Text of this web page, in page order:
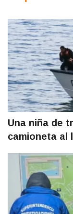
Una niña de
camioneta al